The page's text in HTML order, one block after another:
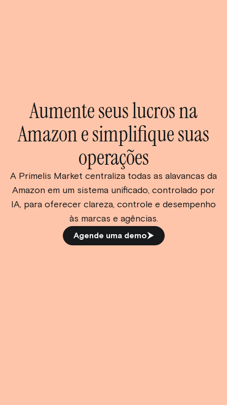
Aumente seus lucros na
Amazon e simplifique suas
operações
A Primelis Market centraliza todas as alavancas da
Amazon em um sistema unificado, controlado por
IA, para oferecer clareza, controle e desempenho
às marcas e agências.
Agende uma demo